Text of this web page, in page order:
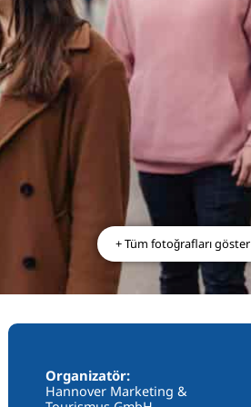
+ Tüm fotoğrafları göster
Organizatör:
Hannover Marketing &